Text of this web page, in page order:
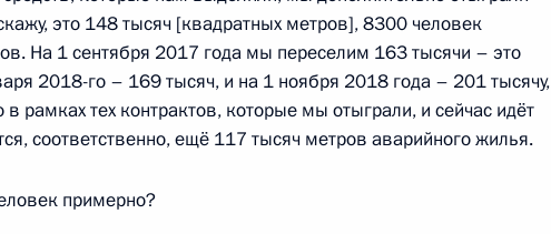
составу и ветеранам ВДВ с Днём
это 148 тысяч [квадратных метров], 8300 человек
На 1 сентября 2017 года мы переселим 163 тысячи – это
2018-го – 169 тысяч, и на 1 ноября 2018 года – 201 тысячу,
рамках тех контрактов, которые мы отыграли, и сейчас идёт
соответственно, ещё 117 тысяч метров аварийного жилья.
примерно?